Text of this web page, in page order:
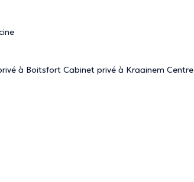
à Boitsfort Cabinet privé à Kraainem Centre